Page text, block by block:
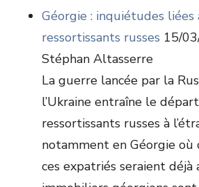
Géorgie : inquiétudes liées
ressortissants russes 15/
Stéphan Altasserre
La guerre lancée par la
l’Ukraine entraîne le
ressortissants russes à
notamment en Géorgie où
ces expatriés seraient déjà